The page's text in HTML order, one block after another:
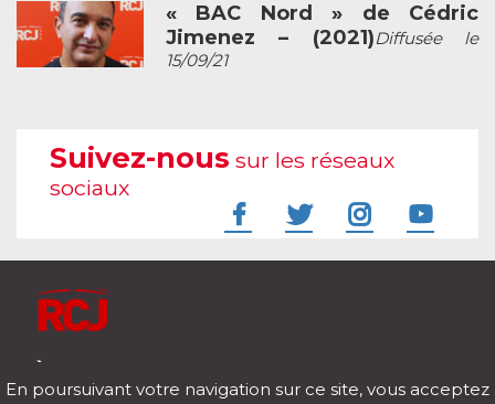
« BAC Nord » de Cédric
Jimenez – (2021)Diffusée le
15/09/21
Suivez-nous sur les réseaux
sociaux
Télécharger notre application pour iOs et Android
En poursuivant votre navigation sur ce site, vous acceptez